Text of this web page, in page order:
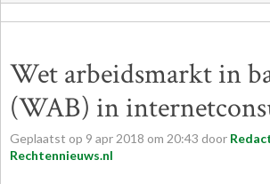
Wet arbeidsmarkt in
(WAB) in
Geplaatst op 9 apr 2018 om 20:43 door
Rechtennieuws.nl